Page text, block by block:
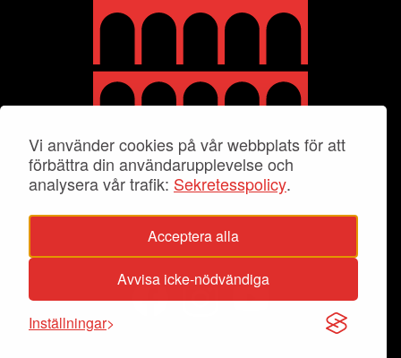
Vi använder cookies på vår webbplats för att
förbättra din användarupplevelse och
analysera vår trafik: Sekretesspolicy.
Acceptera alla
Avvisa icke-nödvändiga
Inställningar